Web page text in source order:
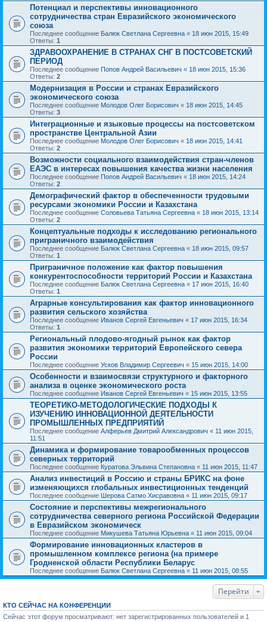
Потенциал и перспективы инновационного
сотрудничества стран Евразийского экономического
союза
Последнее сообщение Балюк Светлана Сергеевна « 18 июн 2015, 15:49
Ответы: 1
ЗДРАВООХРАНЕНИЕ В СТРАНАХ СНГ В ПОСТСОВЕТСКИЙ
ПЕРИОД
Последнее сообщение Попов Андрей Васильевич « 18 июн 2015, 15:36
Ответы: 2
Модернизация в России и странах Евразийского
экономического союза
Последнее сообщение Молодов Олег Борисович « 18 июн 2015, 14:45
Ответы: 3
Интеграционные и языковые процессы на постсоветском
пространстве Центральной Азии
Последнее сообщение Молодов Олег Борисович « 18 июн 2015, 14:41
Ответы: 2
Возможности социального взаимодействия стран-членов
ЕАЭС в интересах повышения качества жизни населения
Последнее сообщение Попов Андрей Васильевич « 18 июн 2015, 14:24
Ответы: 2
Демографический фактор в обеспеченности трудовыми
ресурсами экономики России и Казахстана
Последнее сообщение Соловьева Татьяна Сергеевна « 18 июн 2015, 13:14
Ответы: 2
Концептуальные подходы к исследованию регионального
приграничного взаимодействия
Последнее сообщение Балюк Светлана Сергеевна « 18 июн 2015, 09:57
Ответы: 1
Приграничное положение как фактор повышения
конкурентоспособности территорий России и Казахстана
Последнее сообщение Балюк Светлана Сергеевна « 17 июн 2015, 16:40
Ответы: 1
Аграрные консультирования как фактор инновационного
развития сельского хозяйства
Последнее сообщение Иванов Сергей Евгеньевич « 17 июн 2015, 16:34
Ответы: 1
Региональный плодово-ягодный рынок как фактор
развития экономики территорий Европейского севера
России
Последнее сообщение Усков Владимир Сергеевич « 15 июн 2015, 14:00
Особенности и взаимосвязи структурного и факторного
анализа в оценке экономического роста
Последнее сообщение Иванов Сергей Евгеньевич « 15 июн 2015, 13:55
ТЕОРЕТИКО-МЕТОДОЛОГИЧЕСКИЕ ПОДХОДЫ К
ИЗУЧЕНИЮ ИННОВАЦИОННОЙ ДЕЯТЕЛЬНОСТИ
ПРОМЫШЛЕННЫХ ПРЕДПРИЯТИЙ
Последнее сообщение Алферьев Дмитрий Александрович « 11 июн 2015,
11:51
Динамика и формирование товарообменных процессов
северных территорий
Последнее сообщение Куратова Эльвина Степановна « 11 июн 2015, 11:47
Анализ инвестиций в Россию и страны БРИКС на фоне
изменяющихся глобальных инвестиционных тенденций
Последнее сообщение Шерова Сатмо Хисравовна « 11 июн 2015, 09:17
Состояние и перспективы межрегионального
сотрудничества северного региона Российской Федерации
в Евразийском экономическ
Последнее сообщение Микушева Татьяна Юрьевна « 11 июн 2015, 09:04
Формирование инновационных кластеров в
промышленном комплексе региона (на примере
Гродненской области Республики Беларус
Последнее сообщение Балюк Светлана Сергеевна « 11 июн 2015, 08:55
Перейти
КТО СЕЙЧАС НА КОНФЕРЕНЦИИ
Сейчас этот форум просматривают: нет зарегистрированных пользователей и 1